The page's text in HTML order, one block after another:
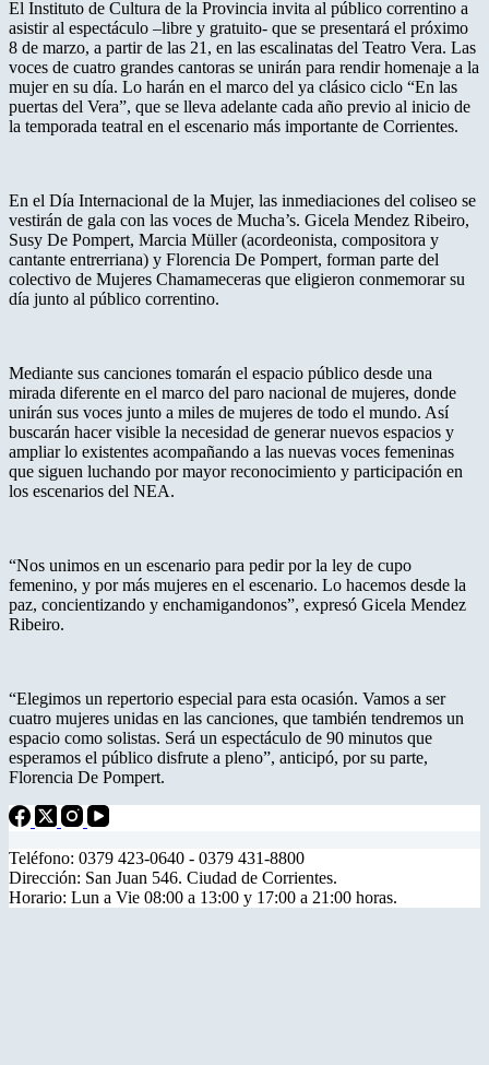
El Instituto de Cultura de la Provincia invita al público correntino a
asistir al espectáculo –libre y gratuito- que se presentará el próximo
8 de marzo, a partir de las 21, en las escalinatas del Teatro Vera. Las
voces de cuatro grandes cantoras se unirán para rendir homenaje a la
mujer en su día. Lo harán en el marco del ya clásico ciclo “En las
puertas del Vera”, que se lleva adelante cada año previo al inicio de
la temporada teatral en el escenario más importante de Corrientes.
En el Día Internacional de la Mujer, las inmediaciones del coliseo se
vestirán de gala con las voces de Mucha’s. Gicela Mendez Ribeiro,
Susy De Pompert, Marcia Müller (acordeonista, compositora y
cantante entrerriana) y Florencia De Pompert, forman parte del
colectivo de Mujeres Chamameceras que eligieron conmemorar su
día junto al público correntino.
Mediante sus canciones tomarán el espacio público desde una
mirada diferente en el marco del paro nacional de mujeres, donde
unirán sus voces junto a miles de mujeres de todo el mundo. Así
buscarán hacer visible la necesidad de generar nuevos espacios y
ampliar lo existentes acompañando a las nuevas voces femeninas
que siguen luchando por mayor reconocimiento y participación en
los escenarios del NEA.
“Nos unimos en un escenario para pedir por la ley de cupo
femenino, y por más mujeres en el escenario. Lo hacemos desde la
paz, concientizando y enchamigandonos”, expresó Gicela Mendez
Ribeiro.
“Elegimos un repertorio especial para esta ocasión. Vamos a ser
cuatro mujeres unidas en las canciones, que también tendremos un
espacio como solistas. Será un espectáculo de 90 minutos que
esperamos el público disfrute a pleno”, anticipó, por su parte,
Florencia De Pompert.
Teléfono: 0379 423-0640 - 0379 431-8800
Dirección: San Juan 546. Ciudad de Corrientes.
Horario: Lun a Vie 08:00 a 13:00 y 17:00 a 21:00 horas.